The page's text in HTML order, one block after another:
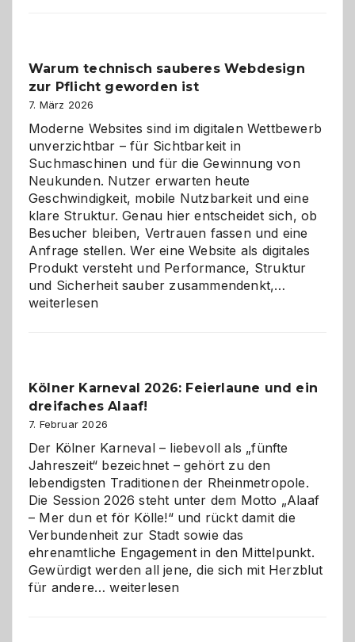
den
Logikrätseln
Warum technisch sauberes Webdesign
zur Pflicht geworden ist
7. März 2026
Moderne Websites sind im digitalen Wettbewerb
unverzichtbar – für Sichtbarkeit in
Suchmaschinen und für die Gewinnung von
Neukunden. Nutzer erwarten heute
Geschwindigkeit, mobile Nutzbarkeit und eine
klare Struktur. Genau hier entscheidet sich, ob
Besucher bleiben, Vertrauen fassen und eine
Anfrage stellen. Wer eine Website als digitales
Produkt versteht und Performance, Struktur
und Sicherheit sauber zusammendenkt,…
geworden
weiterlesen
Kölner Karneval 2026: Feierlaune und ein
dreifaches Alaaf!
7. Februar 2026
Der Kölner Karneval – liebevoll als „fünfte
Jahreszeit“ bezeichnet – gehört zu den
lebendigsten Traditionen der Rheinmetropole.
Die Session 2026 steht unter dem Motto „Alaaf
– Mer dun et för Kölle!“ und rückt damit die
Verbundenheit zur Stadt sowie das
ehrenamtliche Engagement in den Mittelpunkt.
Gewürdigt werden all jene, die sich mit Herzblut
für andere…Kölner
weiterlesen